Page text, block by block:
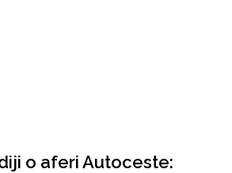
o aferi Autoceste: